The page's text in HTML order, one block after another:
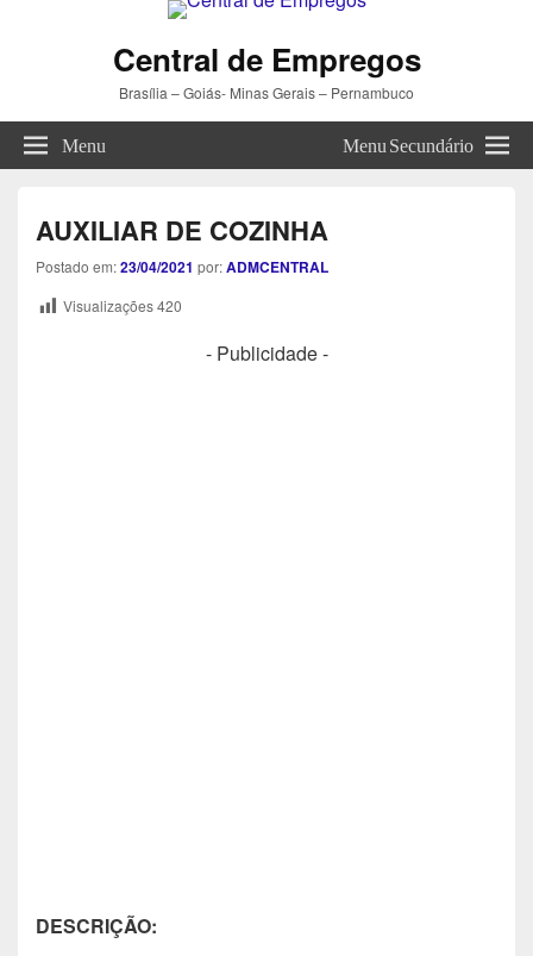
Central de Empregos
Brasília – Goiás- Minas Gerais – Pernambuco
Menu Menu Secundário
AUXILIAR DE COZINHA
Postado em:23/04/2021 por:ADMCENTRAL
Visualizações420
- Publicidade -
DESCRIÇÃO: